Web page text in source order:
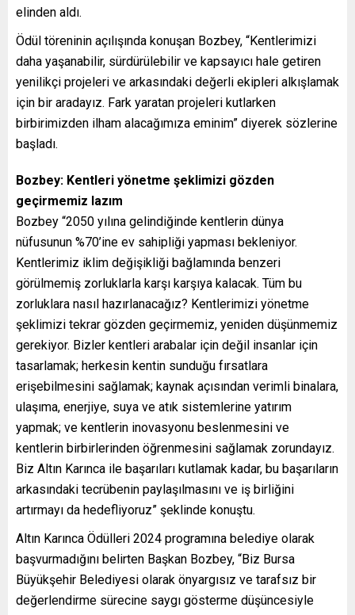
elinden aldı.
Ödül töreninin açılışında konuşan Bozbey, “Kentlerimizi
daha yaşanabilir, sürdürülebilir ve kapsayıcı hale getiren
yenilikçi projeleri ve arkasındaki değerli ekipleri alkışlamak
için bir aradayız. Fark yaratan projeleri kutlarken
birbirimizden ilham alacağımıza eminim” diyerek sözlerine
başladı.
Bozbey: Kentleri yönetme şeklimizi gözden
geçirmemiz lazım
Bozbey “2050 yılına gelindiğinde kentlerin dünya
nüfusunun %70’ine ev sahipliği yapması bekleniyor.
Kentlerimiz iklim değişikliği bağlamında benzeri
görülmemiş zorluklarla karşı karşıya kalacak. Tüm bu
zorluklara nasıl hazırlanacağız? Kentlerimizi yönetme
şeklimizi tekrar gözden geçirmemiz, yeniden düşünmemiz
gerekiyor. Bizler kentleri arabalar için değil insanlar için
tasarlamak; herkesin kentin sunduğu fırsatlara
erişebilmesini sağlamak; kaynak açısından verimli binalara,
ulaşıma, enerjiye, suya ve atık sistemlerine yatırım
yapmak; ve kentlerin inovasyonu beslenmesini ve
kentlerin birbirlerinden öğrenmesini sağlamak zorundayız.
Biz Altın Karınca ile başarıları kutlamak kadar, bu başarıların
arkasındaki tecrübenin paylaşılmasını ve iş birliğini
artırmayı da hedefliyoruz” şeklinde konuştu.
Altın Karınca Ödülleri 2024 programına belediye olarak
başvurmadığını belirten Başkan Bozbey, “Biz Bursa
Büyükşehir Belediyesi olarak önyargısız ve tarafsız bir
değerlendirme sürecine saygı gösterme düşüncesiyle